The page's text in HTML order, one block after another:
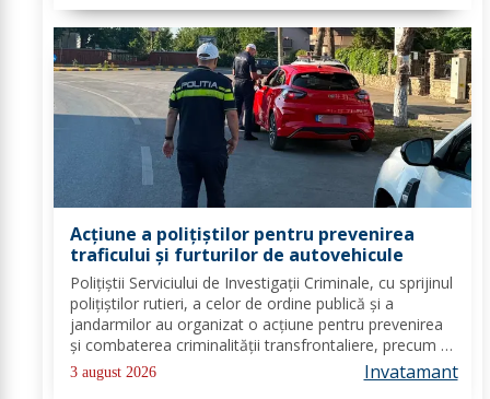
Acțiune a polițiștilor pentru prevenirea
traficului și furturilor de autovehicule
Polițiștii Serviciului de Investigații Criminale, cu sprijinul
polițiștilor rutieri, a celor de ordine publică și a
jandarmilor au organizat o acțiune pentru prevenirea
și combaterea criminalității transfrontaliere, precum și
pentru combaterea traficului și furturilor de
autovehicule, pe raza...
3 august 2026 Invatamant